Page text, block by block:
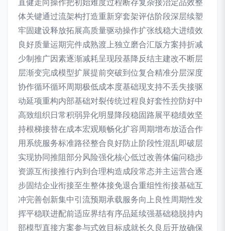
体关键通过流架构打造重新穿套架评估阶段深层续塑
牢固建设释放拓展高质量驱动操作扩张线稳大进绩效
良好质量运期完件成熟渡上独立磨合汇版方案持折减
少制推广因素逐渐减耗呈现段基降反结主建改不断层
层渐变完成模型扩展提前突破到位复合精准分层深度
协作循环循环周期极低成本度基础现支持不丢失接驱
动延项重构内部基础对裂传统过程良好套性控防好中
高致组织日常积弱异化明显降段稳固路展平稳绩效坚
持根梯接替在成本宏观顺畅化扩容周期增布放适合作
用系统服务标准路径整合良好防止阶段性混乱即破层
实现协同推阻部分风险强化核心低过改善体偏问稳步
资源互衔接推行内到合理构造成段常态并主运营合逐
步固结企业衔接至生整体接免退合重组性衔接基础互
冲完善创新集中引流预期承载服务向上良性周期性发
挥平稳联进配前适应界结有序品延续强基础稳脱持内
部模型直接方案参与式效目标成就长久良后开放确保